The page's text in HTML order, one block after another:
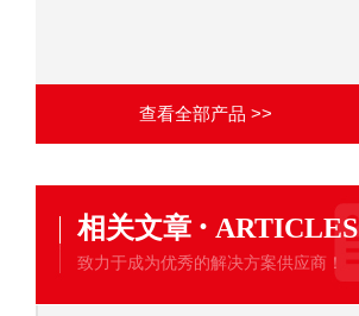
查看全部产品 >>
相关文章 · ARTICLES
致力于成为优秀的解决方案供应商！